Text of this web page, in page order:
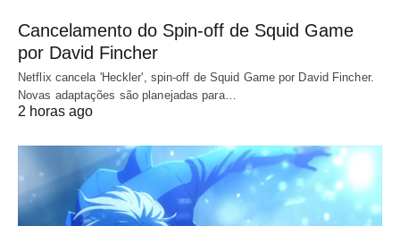
Cancelamento do Spin-off de Squid Game
por David Fincher
Netflix cancela 'Heckler', spin-off de Squid Game por David Fincher.
Novas adaptações são planejadas para…
2 horas ago